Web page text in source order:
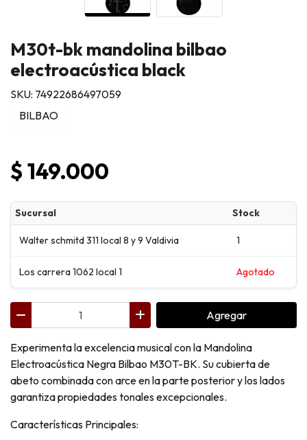
M30t-bk mandolina bilbao
electroacústica black
SKU: 74922686497059
BILBAO
$ 149.000
Sucursal Stock
Walter schmitd 311 local 8 y 9 Valdivia 1
Los carrera 1062 local 1 Agotado
Agregar
Experimenta la excelencia musical con la Mandolina
Electroacústica Negra Bilbao M30T-BK. Su cubierta de
abeto combinada con arce en la parte posterior y los lados
garantiza propiedades tonales excepcionales.
Características Principales: